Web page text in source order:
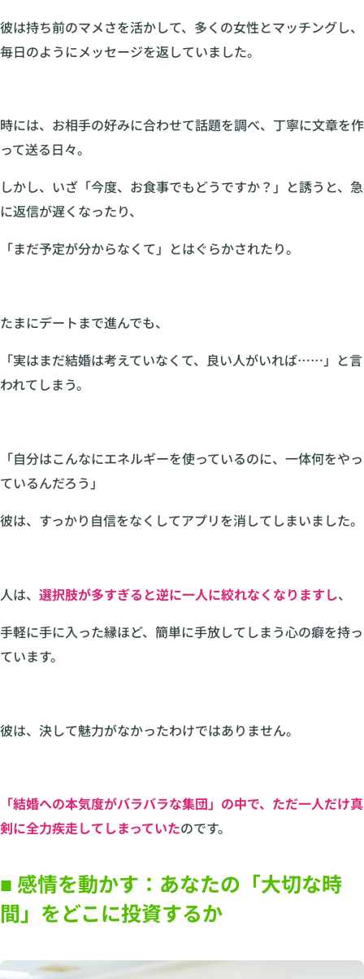
彼は持ち前のマメさを活かして、多くの女性とマッチングし、
毎日のようにメッセージを返していました。
時には、お相手の好みに合わせて話題を調べ、丁寧に文章を作
って送る日々。
しかし、いざ「今度、お食事でもどうですか？」と誘うと、急
に返信が遅くなったり、
「まだ予定が分からなくて」とはぐらかされたり。
たまにデートまで進んでも、
「実はまだ結婚は考えていなくて、良い人がいれば……」と言
われてしまう。
「自分はこんなにエネルギーを使っているのに、一体何をやっ
ているんだろう」
彼は、すっかり自信をなくしてアプリを消してしまいました。
人は、 選択肢が多すぎると逆に一人に絞れなくなりますし、
手軽に手に入った縁ほど、簡単に手放してしまう心の癖を持っ
ています。
彼は、決して魅力がなかったわけではありません。
「結婚への本気度がバラバラな集団」の中で、ただ一人だけ真
剣に全力疾走してしまっていたのです。
■ 感情を動かす：あなたの「大切な時
間」をどこに投資するか